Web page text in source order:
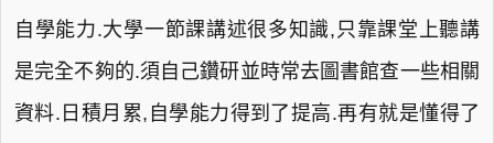
自學能力.大學一節課講述很多知識,只靠課堂上聽講
是完全不夠的.須自己鑽研並時常去圖書館查一些相關
資料.日積月累,自學能力得到了提高.再有就是懂得了